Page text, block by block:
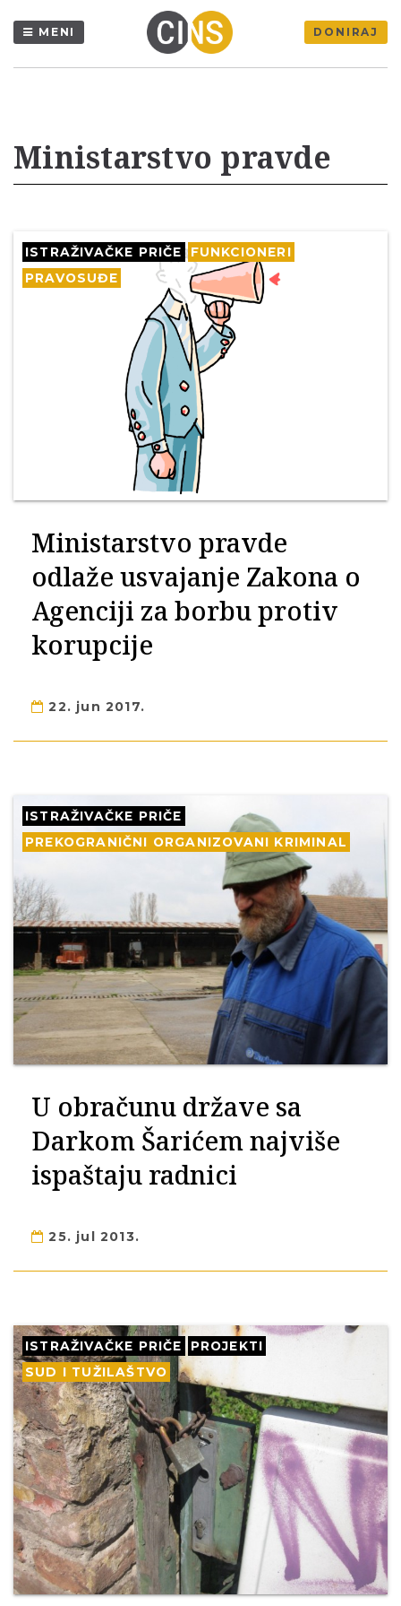
MENI DONIRAJ
Ministarstvo pravde
ISTRAŽIVAČKE PRIČE
FUNKCIONERI
PRAVOSUĐE
Ministarstvo pravde
odlaže usvajanje Zakona o
Agenciji za borbu protiv
korupcije
22. jun 2017.
ISTRAŽIVAČKE PRIČE
PREKOGRANIČNI ORGANIZOVANI KRIMINAL
U obračunu države sa
Darkom Šarićem najviše
ispaštaju radnici
25. jul 2013.
ISTRAŽIVAČKE PRIČE
PROJEKTI
SUD I TUŽILAŠTVO